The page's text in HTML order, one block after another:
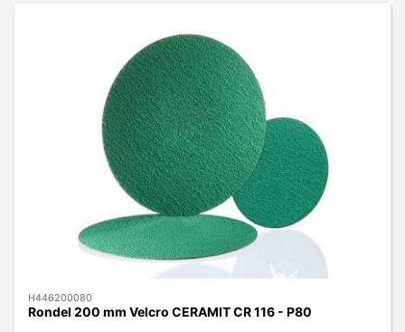
H446200080
Rondel 200 mm Velcro CERAMIT CR 116 - P80